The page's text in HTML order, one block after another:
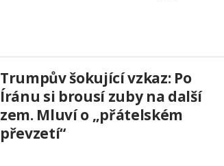
Trumpův šokující vzkaz: Po
Íránu si brousí zuby na další
zem. Mluví o „přátelském
převzetí“